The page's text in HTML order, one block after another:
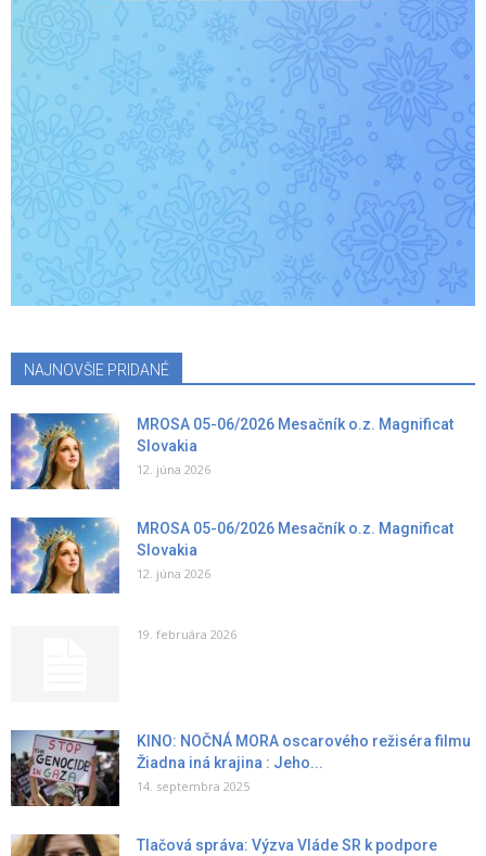
NAJNOVŠIE PRIDANÉ
MROSA 05-06/2026 Mesačník o.z. Magnificat
Slovakia
12. júna 2026
MROSA 05-06/2026 Mesačník o.z. Magnificat
Slovakia
12. júna 2026
19. februára 2026
KINO: NOČNÁ MORA oscarového režiséra filmu
Žiadna iná krajina : Jeho...
14. septembra 2025
Tlačová správa: Výzva Vláde SR k podpore